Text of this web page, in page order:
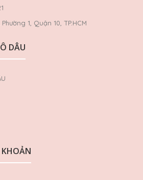
1, Quận 10, TP.HCM
DÂU